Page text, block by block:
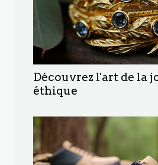
Découvrez l'art de la
éthique